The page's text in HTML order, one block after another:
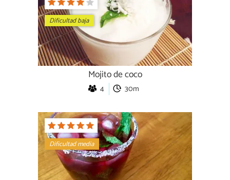
Dificultad baja
Mojito de coco
4 30m
Dificultad media